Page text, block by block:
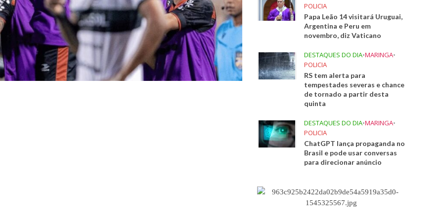
POLICIA
Papa Leão 14 visitará Uruguai,
Argentina e Peru em
novembro, diz Vaticano
DESTAQUES DO DIA•MARINGA•
POLICIA
RS tem alerta para
tempestades severas e chance
de tornado a partir desta
quinta
DESTAQUES DO DIA•MARINGA•
POLICIA
ChatGPT lança propaganda no
Brasil e pode usar conversas
para direcionar anúncio